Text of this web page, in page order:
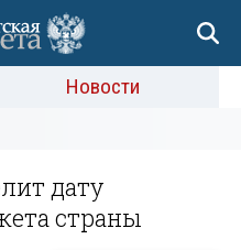
Новости
дату
страны